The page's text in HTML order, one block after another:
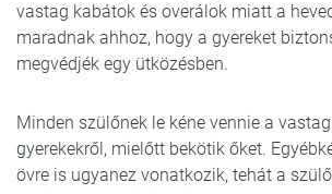
vastag kabátok és overálok miatt a
maradnak ahhoz, hogy a gyereket
megvédjék egy ütközésben.
Minden szülőnek le kéne vennie a
gyerekekről, mielőtt bekötik őket.
övre is ugyanez vonatkozik, tehát a